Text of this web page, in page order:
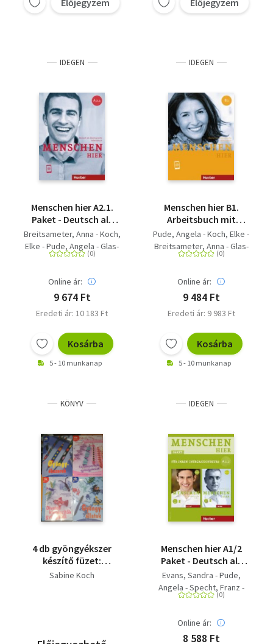
Előjegyzem Előjegyzem
IDEGEN
Menschen hier A2.1.
Paket - Deutsch als
Zweitsprache / Paket:
Kursbuch Menschen
und Arbeitsbuch
Audios online
Breitsameter, Anna - Koch,
Elke - Pude, Angela - Glas-
Peters, Sabine -
Specht, Franz
Online ár:
9 674 Ft
Eredeti ár: 10 183 Ft
Kosárba
5 - 10 munkanap
IDEGEN
Menschen hier B1.
Arbeitsbuch mit
Audios online -
Deutsch als
Zweitsprache /
Audios online
Pude, Angela - Koch, Elke -
Breitsameter, Anna - Glas-
Peters, Sabine
Online ár:
9 484 Ft
Eredeti ár: 9 983 Ft
Kosárba
5 - 10 munkanap
KÖNYV
4 db gyöngyékszer
készítő füzet:
Gyöngyékszerek,
Sabine Koch
IDEGEN
Menschen hier A1/2
Paket - Deutsch als
Zweitsprache / Paket:
Kursbuch Menschen
und Arbeitsbuch
Audio-CD
Evans, Sandra - Pude,
Angela - Specht, Franz -
Glas-Peters, Sabine -
Monika
Online ár:
8 588 Ft